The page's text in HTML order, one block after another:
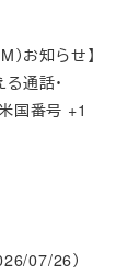
お知らせ】
通話・
国番号 +1
07/26）